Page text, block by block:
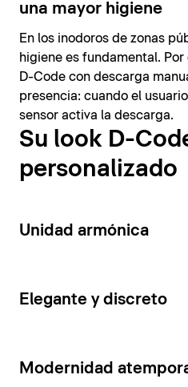
una mayor higiene
En los inodoros de zonas
higiene es fundamental.
D-Code con descarga
presencia: cuando el
sensor activa la descarga.
Su look D-
personalizado
14
Unidad armónica
15
Elegante y discreto
10
Modernidad